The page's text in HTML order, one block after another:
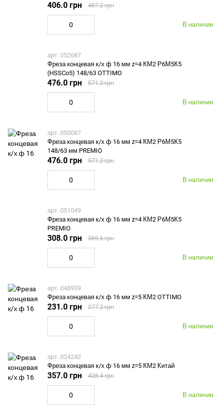
В наличии
406.0 грн 487.2 грн
арт. 052687
Фреза концевая к/х ф 16 мм z=4 КМ2 Р6М5К5
(HSSCo5) 148/63 OTTIMO
В наличии
476.0 грн 571.2 грн
арт. 050087
Фреза концевая к/х ф 16 мм z=4 КМ2 Р6М5К5
148/63 мм PREMIO
В наличии
476.0 грн 571.2 грн
арт. 051049
Фреза концевая к/х ф 16 мм z=4 КМ2 Р6М5К5
PREMIO
В наличии
308.0 грн 369.6 грн
арт. 048939
Фреза концевая к/х ф 16 мм z=5 КМ2 OTTIMO
В наличии
231.0 грн 277.2 грн
арт. 024242
Фреза концевая к/х ф 16 мм z=5 КМ2 Китай
В наличии
357.0 грн 428.4 грн